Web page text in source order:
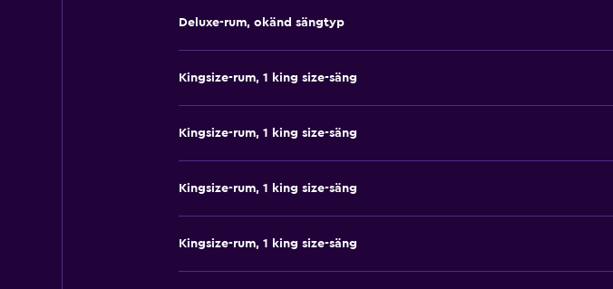
Deluxe-rum, okänd sängtyp
Kingsize-rum, 1 king size-säng
Kingsize-rum, 1 king size-säng
Kingsize-rum, 1 king size-säng
Kingsize-rum, 1 king size-säng